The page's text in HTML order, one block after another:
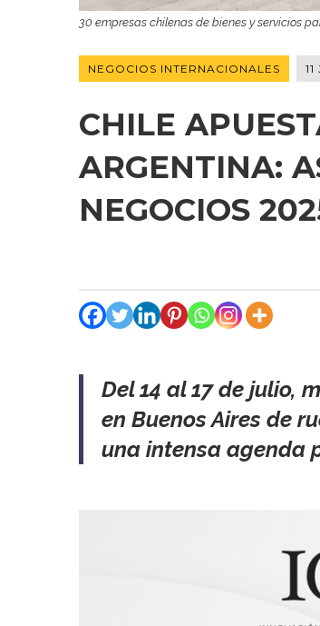
30 empresas chilenas de bienes y servicios
NEGOCIOS INTERNACIONALES
CHILE
ARGENTINA:
NEGOCIOS
Del 14 al 17 de julio,
en Buenos Aires de
una intensa agenda